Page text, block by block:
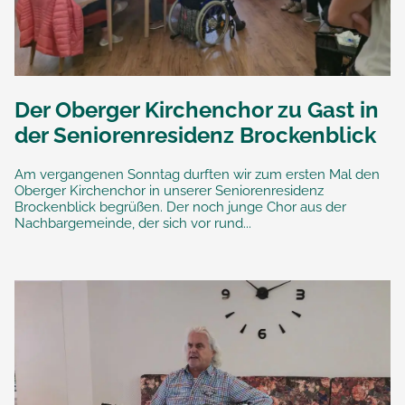
Der Oberger Kirchenchor zu Gast in
der Seniorenresidenz Brockenblick
Am vergangenen Sonntag durften wir zum ersten Mal den
Oberger Kirchenchor in unserer Seniorenresidenz
Brockenblick begrüßen. Der noch junge Chor aus der
Nachbargemeinde, der sich vor rund...